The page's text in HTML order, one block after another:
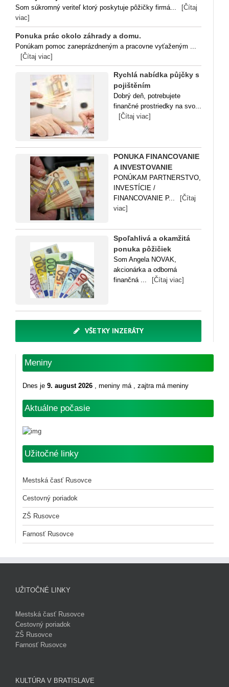
Som súkromný veriteľ ktorý poskytuje pôžičky firmá...
[Čítaj
viac]
Ponuka prác okolo záhrady a domu.
Ponúkam pomoc zaneprázdneným a pracovne vyťaženým ...
[Čítaj viac]
Rychlá nabídka půjčky s
pojištěním
Dobrý deň, potrebujete
finančné prostriedky na svo...
[Čítaj viac]
PONUKA FINANCOVANIE
A INVESTOVANIE
PONÚKAM PARTNERSTVO,
INVESTÍCIE /
FINANCOVANIE P...
[Čítaj
viac]
Spoľahlivá a okamžitá
ponuka pôžičiek
Som Angela NOVAK,
akcionárka a odborná
finančná ...
[Čítaj viac]
VŠETKY INZERÁTY
Meniny
Dnes je 9. august 2026 , meniny má , zajtra má meniny
Aktuálne počasie
Užitočné linky
Mestská časť Rusovce
Cestovný poriadok
ZŠ Rusovce
Farnosť Rusovce
UŽITOČNÉ LINKY
Mestská časť Rusovce
Cestovný poriadok
ZŠ Rusovce
Farnosť Rusovce
KULTÚRA V BRATISLAVE